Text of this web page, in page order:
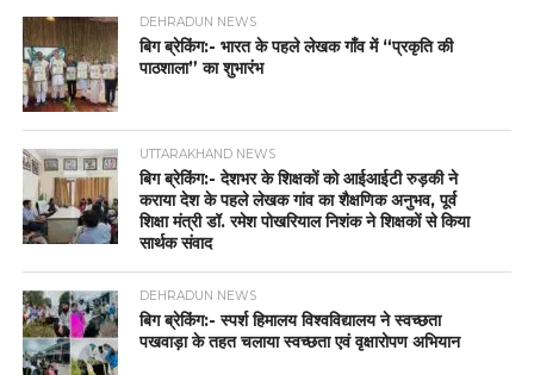
DEHRADUN NEWS
बिग ब्रेकिंग:- भारत के पहले लेखक गाँव में “प्रकृति की
पाठशाला” का शुभारंभ
UTTARAKHAND NEWS
बिग ब्रेकिंग:- देशभर के शिक्षकों को आईआईटी रुड़की ने
कराया देश के पहले लेखक गांव का शैक्षणिक अनुभव, पूर्व
शिक्षा मंत्री डॉ. रमेश पोखरियाल निशंक ने शिक्षकों से किया
सार्थक संवाद
DEHRADUN NEWS
बिग ब्रेकिंग:- स्पर्श हिमालय विश्वविद्यालय ने स्वच्छता
पखवाड़ा के तहत चलाया स्वच्छता एवं वृक्षारोपण अभियान